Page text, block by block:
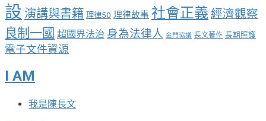
設 演講與書籍 理律50 理律故事 社會正義 經濟觀察
良制一國 超國界法治 身為法律人 金門協議 長文著作 長期照護
電子文件資源
I AM
我是陳長文